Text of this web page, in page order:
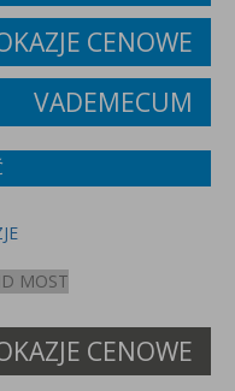
CENOWE
VADEMECUM
MOST
CENOWE